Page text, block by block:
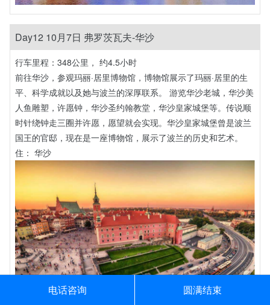
电话咨询 圆满结束
Day12 10月7日 弗罗茨瓦夫-华沙
行车里程：348公里， 约4.5小时
前往华沙，参观玛丽·居里博物馆，博物馆展示了玛丽·居里的生
平、科学成就以及她与波兰的深厚联系。 游览华沙老城，华沙美
人鱼雕塑，许愿钟，华沙圣约翰教堂，华沙皇家城堡等。传说顺
时针绕钟走三圈并许愿，愿望就会实现。华沙皇家城堡曾是波兰
国王的官邸，现在是一座博物馆，展示了波兰的历史和艺术。
住： 华沙